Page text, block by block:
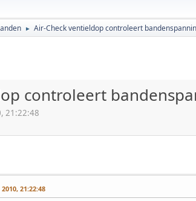
► Air-Check ventieldop controleert
controleert
21:22:48
21:22:48